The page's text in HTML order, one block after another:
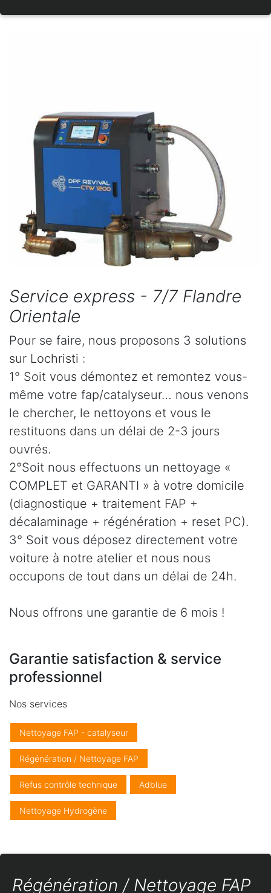
Service express - 7/7 Flandre
Orientale
Pour se faire, nous proposons 3 solutions
sur Lochristi :
1° Soit vous démontez et remontez vous-
même votre fap/catalyseur… nous venons
le chercher, le nettoyons et vous le
restituons dans un délai de 2-3 jours
ouvrés.
2°Soit nous effectuons un nettoyage «
COMPLET et GARANTI » à votre domicile
(diagnostique + traitement FAP +
décalaminage + régénération + reset PC).
3° Soit vous déposez directement votre
voiture à notre atelier et nous nous
occupons de tout dans un délai de 24h.
Nous offrons une garantie de 6 mois !
Garantie satisfaction & service
professionnel
Nos services
Nettoyage FAP - catalyseur
Régénération / Nettoyage FAP
Refus contrôle technique Adblue
Nettoyage Hydrogène
Régénération / Nettoyage FAP